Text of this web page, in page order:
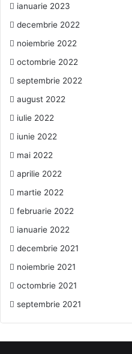
ianuarie 2023
decembrie 2022
noiembrie 2022
octombrie 2022
septembrie 2022
august 2022
iulie 2022
iunie 2022
mai 2022
aprilie 2022
martie 2022
februarie 2022
ianuarie 2022
decembrie 2021
noiembrie 2021
octombrie 2021
septembrie 2021